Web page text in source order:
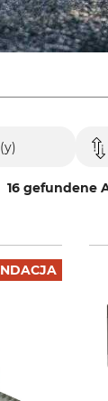
16 gefundene